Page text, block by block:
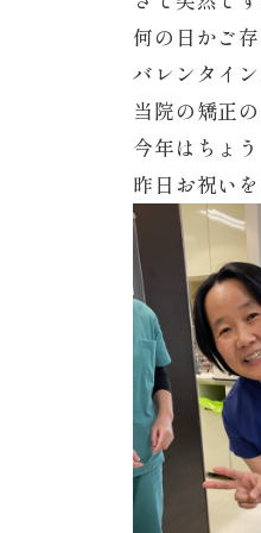
何の日かご
バレンタイ
当院の矯正
今年はちょ
昨日お祝い